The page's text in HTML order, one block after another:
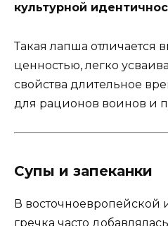
культурной
Такая лапша отличается
ценностью, легко
свойства длительное
для рационов воинов и
Супы и запеканки
В восточноевропейской
гречка часто